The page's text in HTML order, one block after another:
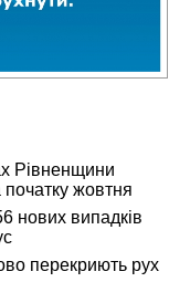
Рівненщини
початку жовтня
нових випадків
перекриють рух